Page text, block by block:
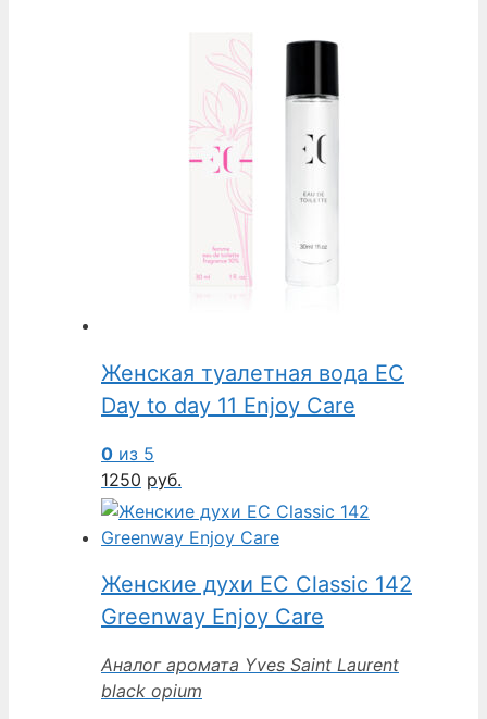
Женская туалетная вода EC
Day to day 11 Enjoy Care
0 из 5
1250 руб.
Женские духи EC Classic 142
Greenway Enjoy Care
Аналог аромата Yves Saint Laurent
black opium